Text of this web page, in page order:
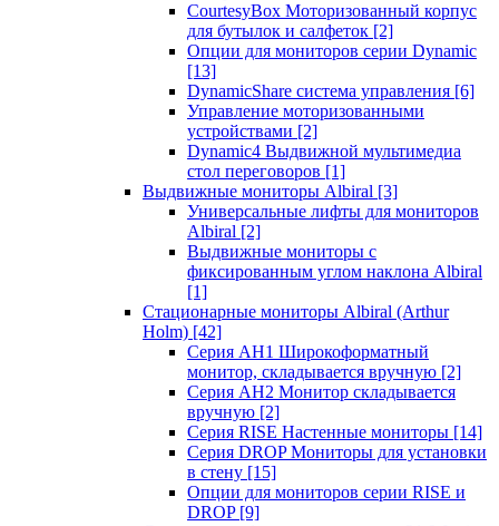
CourtesyBox Моторизованный корпус
для бутылок и салфеток [2]
Опции для мониторов серии Dynamic
[13]
DynamicShare система управления [6]
Управление моторизованными
устройствами [2]
Dynamic4 Выдвижной мультимедиа
стол переговоров [1]
Выдвижные мониторы Albiral [3]
Универсальные лифты для мониторов
Albiral [2]
Выдвижные мониторы с
фиксированным углом наклона Albiral
[1]
Стационарные мониторы Albiral (Arthur
Holm) [42]
Серия AH1 Широкоформатный
монитор, складывается вручную [2]
Серия AH2 Монитор складывается
вручную [2]
Серия RISE Настенные мониторы [14]
Серия DROP Мониторы для установки
в стену [15]
Опции для мониторов серии RISE и
DROP [9]